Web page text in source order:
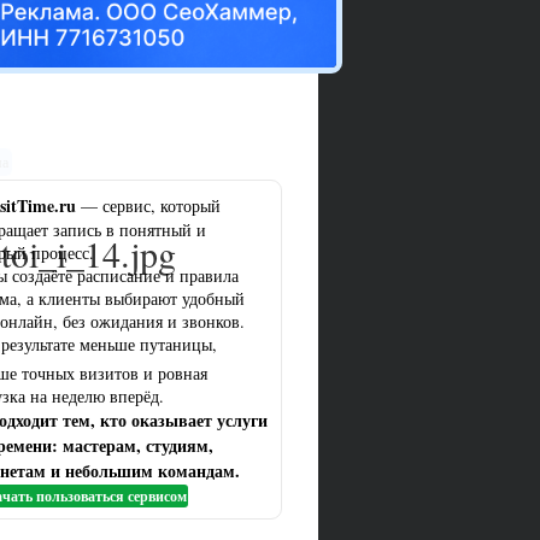
— сервис, который
запись в понятный и
процесс.
расписание и правила
а клиенты выбирают удобный
без ожидания и звонков.
меньше путаницы,
точных визитов и ровная
на неделю вперёд.
тем, кто оказывает услуги
мастерам, студиям,
и небольшим командам.
пользоваться сервисом